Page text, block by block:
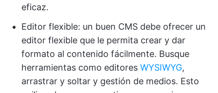
eficaz.
Editor flexible: un buen CMS debe ofrecer un
editor flexible que le permita crear y dar
formato al contenido fácilmente. Busque
herramientas como editores WYSIWYG,
arrastrar y soltar y gestión de medios. Esto